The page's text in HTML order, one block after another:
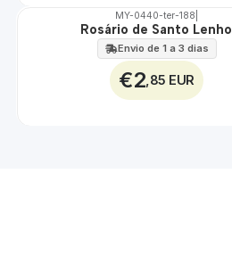
MY-0440-ter-188
Rosário de Santo Lenho
Envio de 1 a 3 dias
€2 ,85 EUR